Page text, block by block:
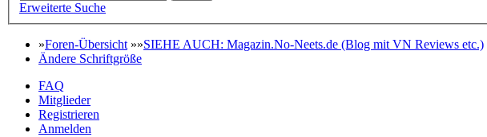
Erweiterte Suche
»Foren-Übersicht»»SIEHE AUCH: Magazin.No-Neets.de (Blog mit VN Reviews etc.)
Ändere Schriftgröße
FAQ
Mitglieder
Registrieren
Anmelden